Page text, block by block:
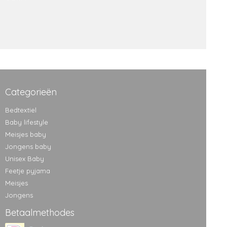
Categorieën
Bedtextiel
Baby lifestyle
Meisjes baby
Jongens baby
Unisex Baby
Feetje pyjama
Meisjes
Jongens
Betaalmethodes